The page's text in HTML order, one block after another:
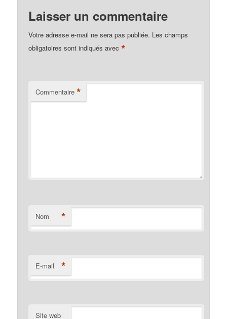
Laisser un commentaire
Votre adresse e-mail ne sera pas publiée. Les champs
obligatoires sont indiqués avec*
Commentaire *
Nom *
E-mail *
Site web